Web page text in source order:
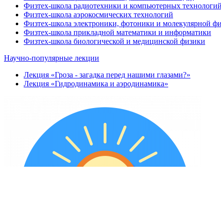
Физтех-школа радиотехники и компьютерных технологий
Физтех-школа аэрокосмических технологий
Физтех-школа электроники, фотоники и молекулярной
Физтех-школа прикладной математики и информатики
Физтех-школа биологической и медицинской физики
Научно-популярные лекции
Лекция «Гроза - загадка перед нашими глазами?»
Лекция «Гидродинамика и аэродинамика»